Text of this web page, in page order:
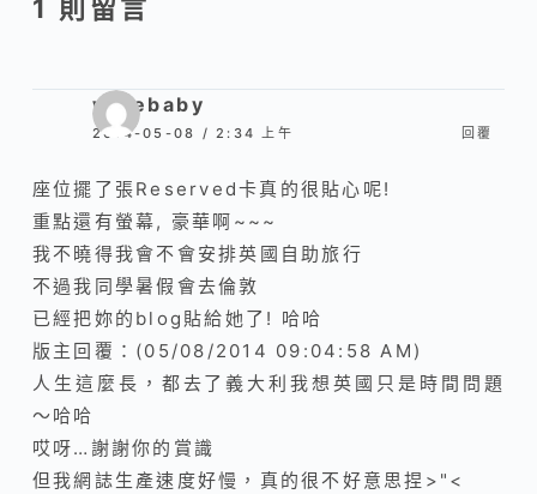
1 則留言
wisebaby
2014-05-08 / 2:34 上午 回覆
座位擺了張Reserved卡真的很貼心呢!
重點還有螢幕, 豪華啊~~~
我不曉得我會不會安排英國自助旅行
不過我同學暑假會去倫敦
已經把妳的blog貼給她了! 哈哈
版主回覆：(05/08/2014 09:04:58 AM)
人生這麼長，都去了義大利我想英國只是時間問題
～哈哈
哎呀…謝謝你的賞識
但我網誌生產速度好慢，真的很不好意思捏>"<